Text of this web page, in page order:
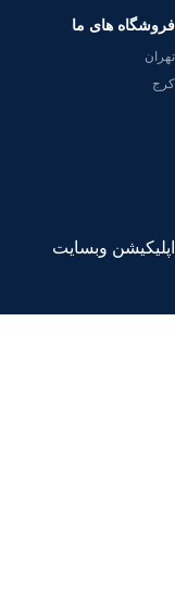
فروشگاه های ما
تهران
کرج
اپلیکیشن وبسایت